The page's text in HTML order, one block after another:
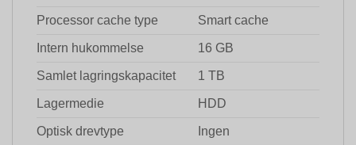
Processor cache type Smart cache
Intern hukommelse 16 GB
Samlet lagringskapacitet 1 TB
Lagermedie HDD
Optisk drevtype Ingen